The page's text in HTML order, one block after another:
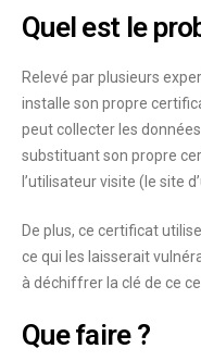
Quel est le
Relevé par plusieurs
installe son propre
peut collecter les
substituant son propre
l’utilisateur visite (le site
De plus, ce certificat
ce qui les laisserait
à déchiffrer la clé de ce
Que faire ?